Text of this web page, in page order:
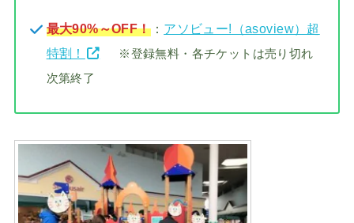
最大90%～OFF！： アソビュー!（asoview）超
特割！
※登録無料・各チケットは売り切れ
次第終了